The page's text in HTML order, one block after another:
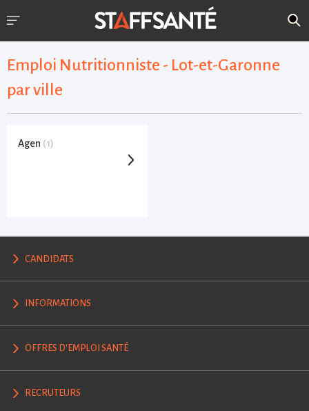
Emploi Nutritionniste - Lot-et-Garonne
par ville
Agen (1)
CANDIDATS
INFORMATIONS
OFFRES D'EMPLOI SANTÉ
RECRUTEURS